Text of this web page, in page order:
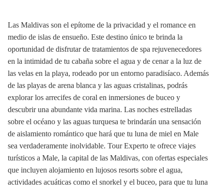
Las Maldivas son el epítome de la privacidad y el romance en
medio de islas de ensueño. Este destino único te brinda la
oportunidad de disfrutar de tratamientos de spa rejuvenecedores
en la intimidad de tu cabaña sobre el agua y de cenar a la luz de
las velas en la playa, rodeado por un entorno paradisíaco. Además
de las playas de arena blanca y las aguas cristalinas, podrás
explorar los arrecifes de coral en inmersiones de buceo y
descubrir una abundante vida marina. Las noches estrelladas
sobre el océano y las aguas turquesa te brindarán una sensación
de aislamiento romántico que hará que tu luna de miel en Male
sea verdaderamente inolvidable. Tour Experto te ofrece viajes
turísticos a Male, la capital de las Maldivas, con ofertas especiales
que incluyen alojamiento en lujosos resorts sobre el agua,
actividades acuáticas como el snorkel y el buceo, para que tu luna